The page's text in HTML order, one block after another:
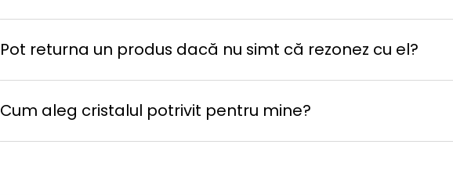
Pot returna un produs dacă nu simt că rezonez cu el?
Cum aleg cristalul potrivit pentru mine?